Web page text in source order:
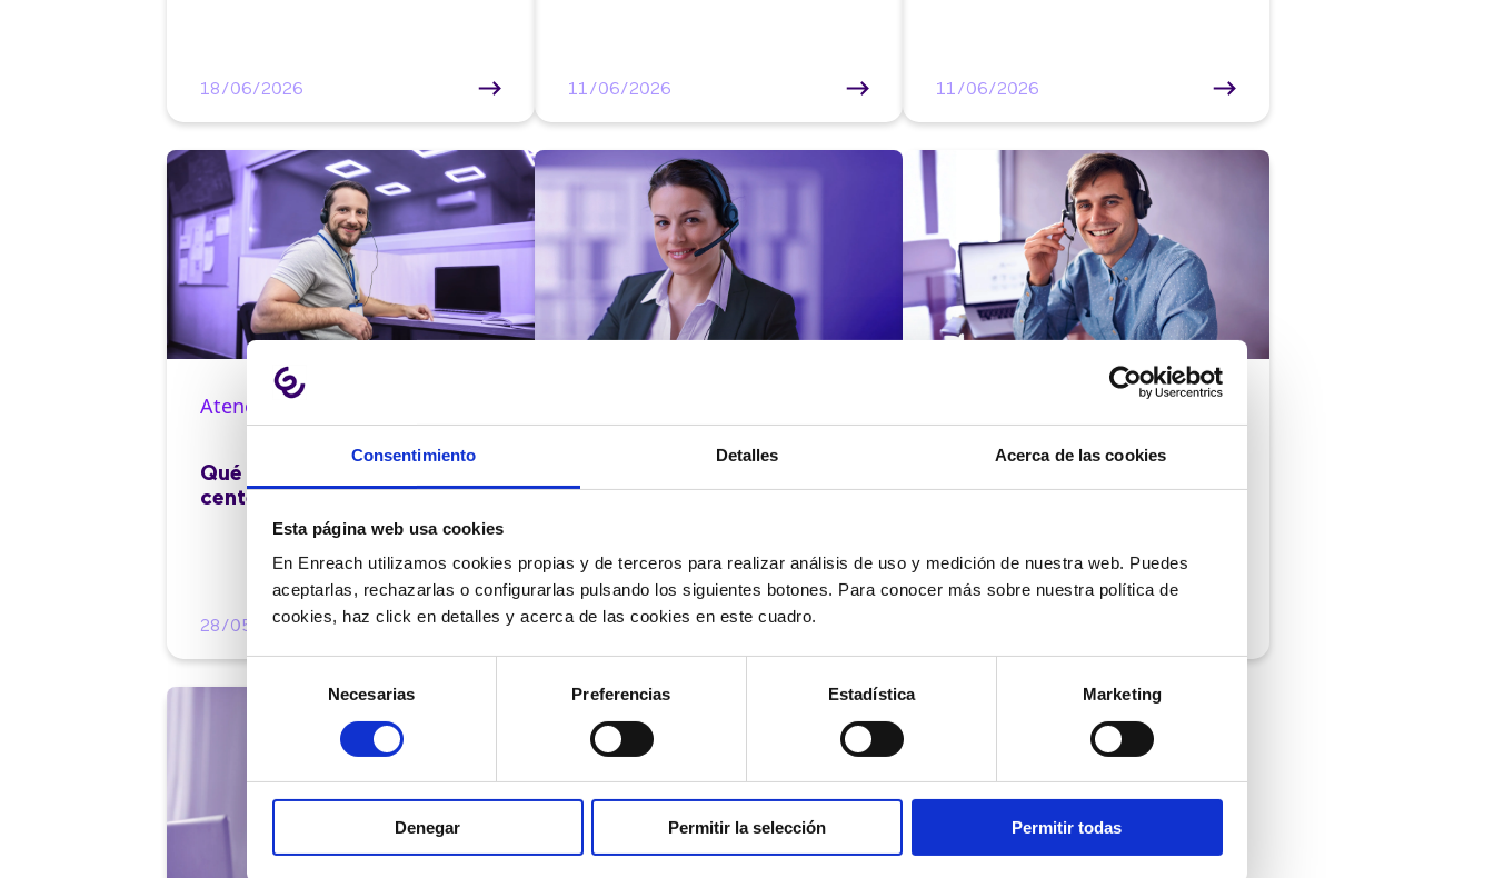
Consentimiento Detalles Acerca de las cookies
Esta página web usa cookies
En Enreach utilizamos cookies propias y de terceros para realizar análisis de uso y medición de nuestra web. Puedes
aceptarlas, rechazarlas o configurarlas pulsando los siguientes botones. Para conocer más sobre nuestra política de
cookies, haz click en detalles y acerca de las cookies en este cuadro.
consentimiento
Necesarias Preferencias Estadística Marketing
Denegar Permitir la selección Permitir todas
18/06/2026 11/06/2026 11/06/2026
Atención al cliente |
Qué es el FCR en un contact
center y cómo mejorarlo
28/05/2026
Cómo automatizar la
evaluación de llamadas en
12/05/2026
Cómo comprobar si tu
los tiempos de respuesta